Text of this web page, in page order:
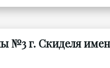
№3 г. Скиделя